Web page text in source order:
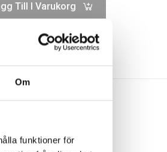
Om
funktioner för
Till I Varukorg